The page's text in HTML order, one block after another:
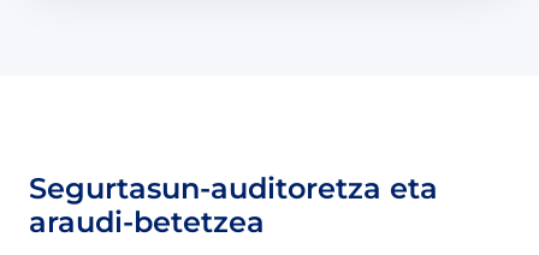
Segurtasun-auditoretza eta
araudi-betetzea